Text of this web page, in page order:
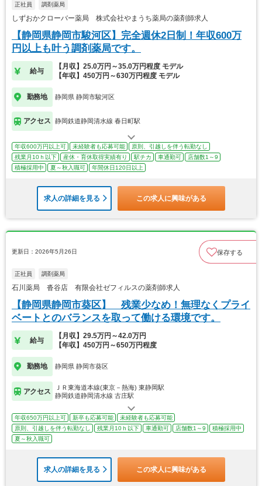
正社員 調剤薬局
しずおかクローバー薬局 株式会社やまうち薬局の薬剤師求人
【静岡県静岡市駿河区】完全週休2日制！年収600万
円以上も叶う調剤薬局です。
給与
【月収】25.0万円～35.0万円程度 モデル
【年収】450万円～630万円程度 モデル
勤務地 静岡県 静岡市駿河区
アクセス 静岡鉄道静岡清水線 春日町駅
年収600万円以上可 未経験者も応募可能
原則、引越しを伴う転勤なし
残業月10ｈ以下
産休・育休取得実績有り 駅チカ 車通勤可
店舗数1～9
積極採用中
夏～秋入職可 年間休日120日以上
求人の詳細を見る この求人に興味がある
更新日：2026年5月26日 保存する
正社員 調剤薬局
石川薬局 沓谷店 有限会社ゼフィルスの薬剤師求人
【静岡県静岡市葵区】 残業少なめ！無理なくプライ
ベートとのバランスを取って働ける環境です。
給与
【月収】29.5万円～42.0万円
【年収】450万円～650万円程度
勤務地 静岡県 静岡市葵区
アクセス
ＪＲ東海道本線(東京－熱海) 東静岡駅
静岡鉄道静岡清水線 古庄駅
年収650万円以上可 新卒も応募可能
未経験者も応募可能
原則、引越しを伴う転勤なし
残業月10ｈ以下 車通勤可 店舗数1～9
積極採用中
夏～秋入職可
求人の詳細を見る この求人に興味がある